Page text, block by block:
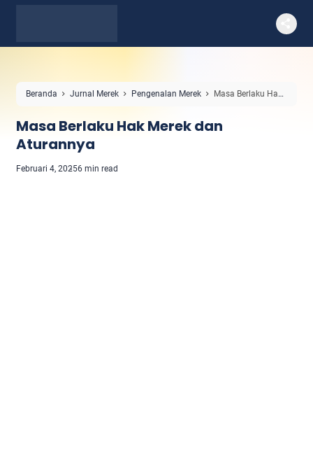
Beranda Jurnal Merek Pengenalan Merek
Masa Berlaku Hak
Masa Berlaku Hak Merek dan
Aturannya
Februari 4, 20256 min read